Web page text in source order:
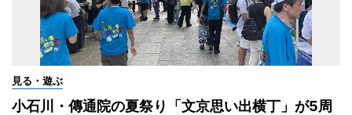
見る・遊ぶ
小石川・傳通院の夏祭り「文京思い出横丁」が5周